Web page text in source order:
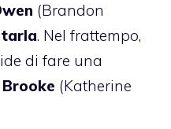
(Brandon
. Nel frattempo,
di fare una
Brooke (Katherine